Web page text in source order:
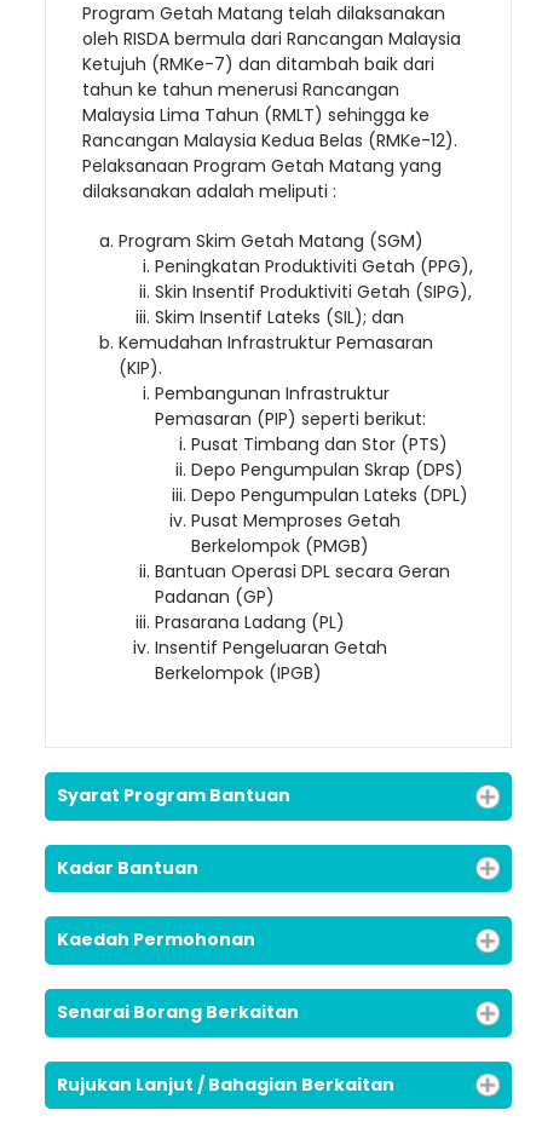
Program Getah Matang telah dilaksanakan
oleh RISDA bermula dari Rancangan Malaysia
Ketujuh (RMKe-7) dan ditambah baik dari
tahun ke tahun menerusi Rancangan
Malaysia Lima Tahun (RMLT) sehingga ke
Rancangan Malaysia Kedua Belas (RMKe-12).
Pelaksanaan Program Getah Matang yang
dilaksanakan adalah meliputi :
Program Skim Getah Matang (SGM)
Peningkatan Produktiviti Getah (PPG),
Skin Insentif Produktiviti Getah (SIPG),
Skim Insentif Lateks (SIL); dan
Kemudahan Infrastruktur Pemasaran
(KIP).
Pembangunan Infrastruktur
Pemasaran (PIP) seperti berikut:
Pusat Timbang dan Stor (PTS)
Depo Pengumpulan Skrap (DPS)
Depo Pengumpulan Lateks (DPL)
Pusat Memproses Getah
Berkelompok (PMGB)
Bantuan Operasi DPL secara Geran
Padanan (GP)
Prasarana Ladang (PL)
Insentif Pengeluaran Getah
Berkelompok (IPGB)
Syarat Program Bantuan
Kadar Bantuan
Kaedah Permohonan
Senarai Borang Berkaitan
Rujukan Lanjut / Bahagian Berkaitan
Loading AiRIS...